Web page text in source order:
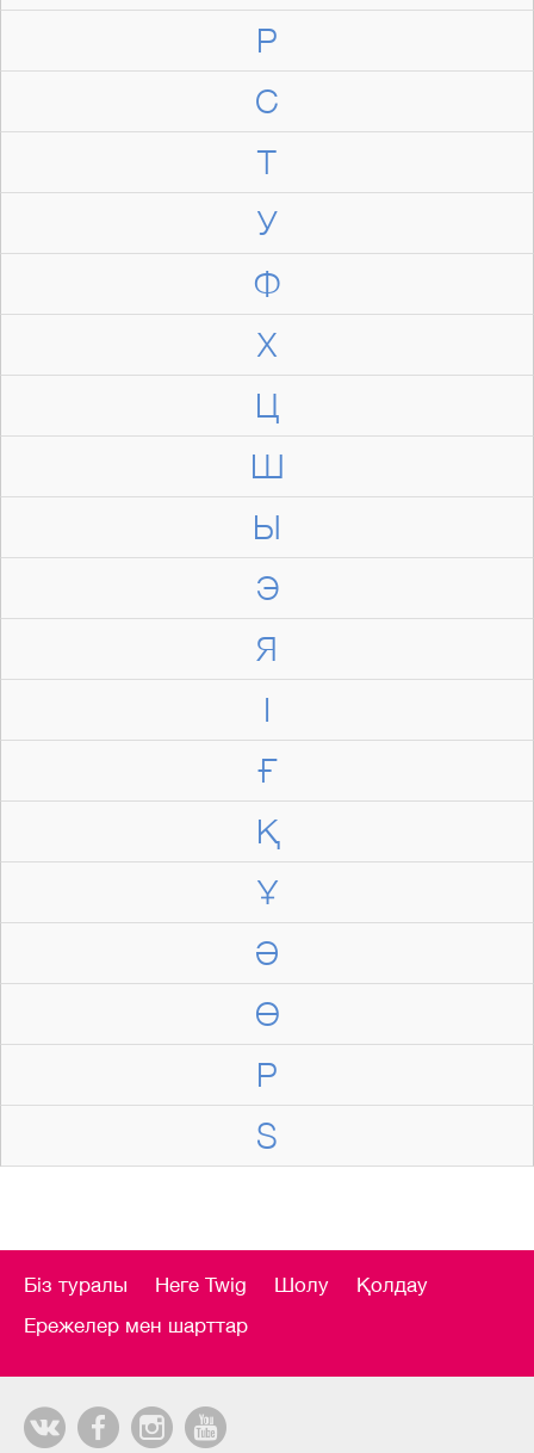
Р
С
Т
У
Ф
Х
Ц
Ш
Ы
Э
Я
І
Ғ
Қ
Ұ
Ә
Ө
P
S
Біз туралы Неге Twig Шолу
Қолдау
Ережелер мен шарттар